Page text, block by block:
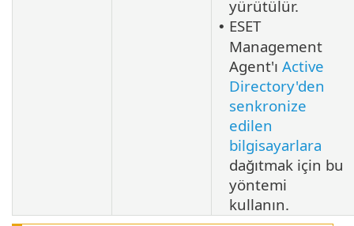
yürütülür.
• ESET
Management
Agent'ı Active
Directory'den
senkronize
edilen
bilgisayarlara
dağıtmak için bu
yöntemi
kullanın.